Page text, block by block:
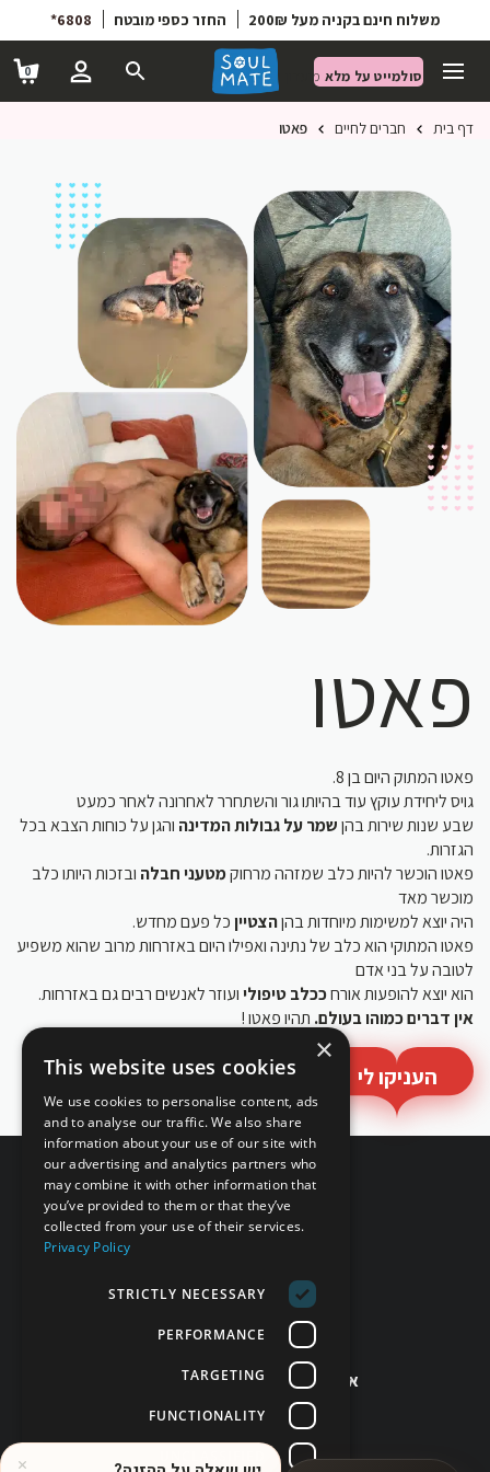
משלוח חינם בקניה מעל 200₪ החזר כספי מובטח 6808*
סולמייט על מלא מועדון הטבות 0
דף בית חברים לחיים פאטו
פאטו
פאטו המתוק היום בן 8.
גויס ליחידת עוקץ עוד בהיותו גור והשתחרר לאחרונה לאחר כמעט
שבע שנות שירות בהןשמר על גבולות המדינה והגן על כוחות הצבא בכל
הגזרות.
פאטו הוכשר להיות כלב שמזהה מרחוקמטעני חבלה ובזכות היותו כלב
מוכשר מאד
היה יוצא למשימות מיוחדות בהןהצטייןכל פעם מחדש.
פאטו המתוקי הוא כלב של נתינה ואפילו היום באזרחות מרוב שהוא משפיע
לטובה על בני אדם
הוא יוצא להופעות אורחככלב טיפוליועוזר לאנשים רבים גם באזרחות.
אין דברים כמוהו בעולם. תהיו פאטו !
העניקו לי
מחזירים אהבה!
זמינים לשירותך!
אפשר גם בטלפון 077-998-5397
6808*
×
This website uses cookies
We use cookies to personalise content, ads
and to analyse our traffic. We also share
information about your use of our site with
our advertising and analytics partners who
may combine it with other information that
you’ve provided to them or that they’ve
collected from your use of their services.
Privacy Policy
STRICTLY NECESSARY
PERFORMANCE
TARGETING
FUNCTIONALITY